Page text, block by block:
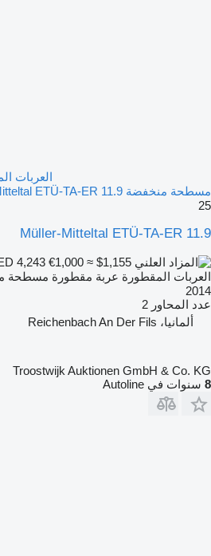
العربات
مسطحة منخفضة Müller-Mitteltal ETÜ-TA-ER 11.9
25
Müller-Mitteltal ETÜ-TA-ER 11.9
€1,000 ≈ $1,155
العربات المقطورة عربة مقطورة مسطحة
2014
عدد المحاور 2
ألمانيا، Reichenbach An Der Fils
Troostwijk Auktionen GmbH & Co. KG
8 سنوات في Autoline